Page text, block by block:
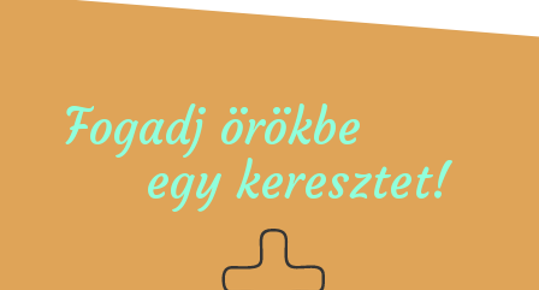
Fogadj örökbe
egy keresztet!